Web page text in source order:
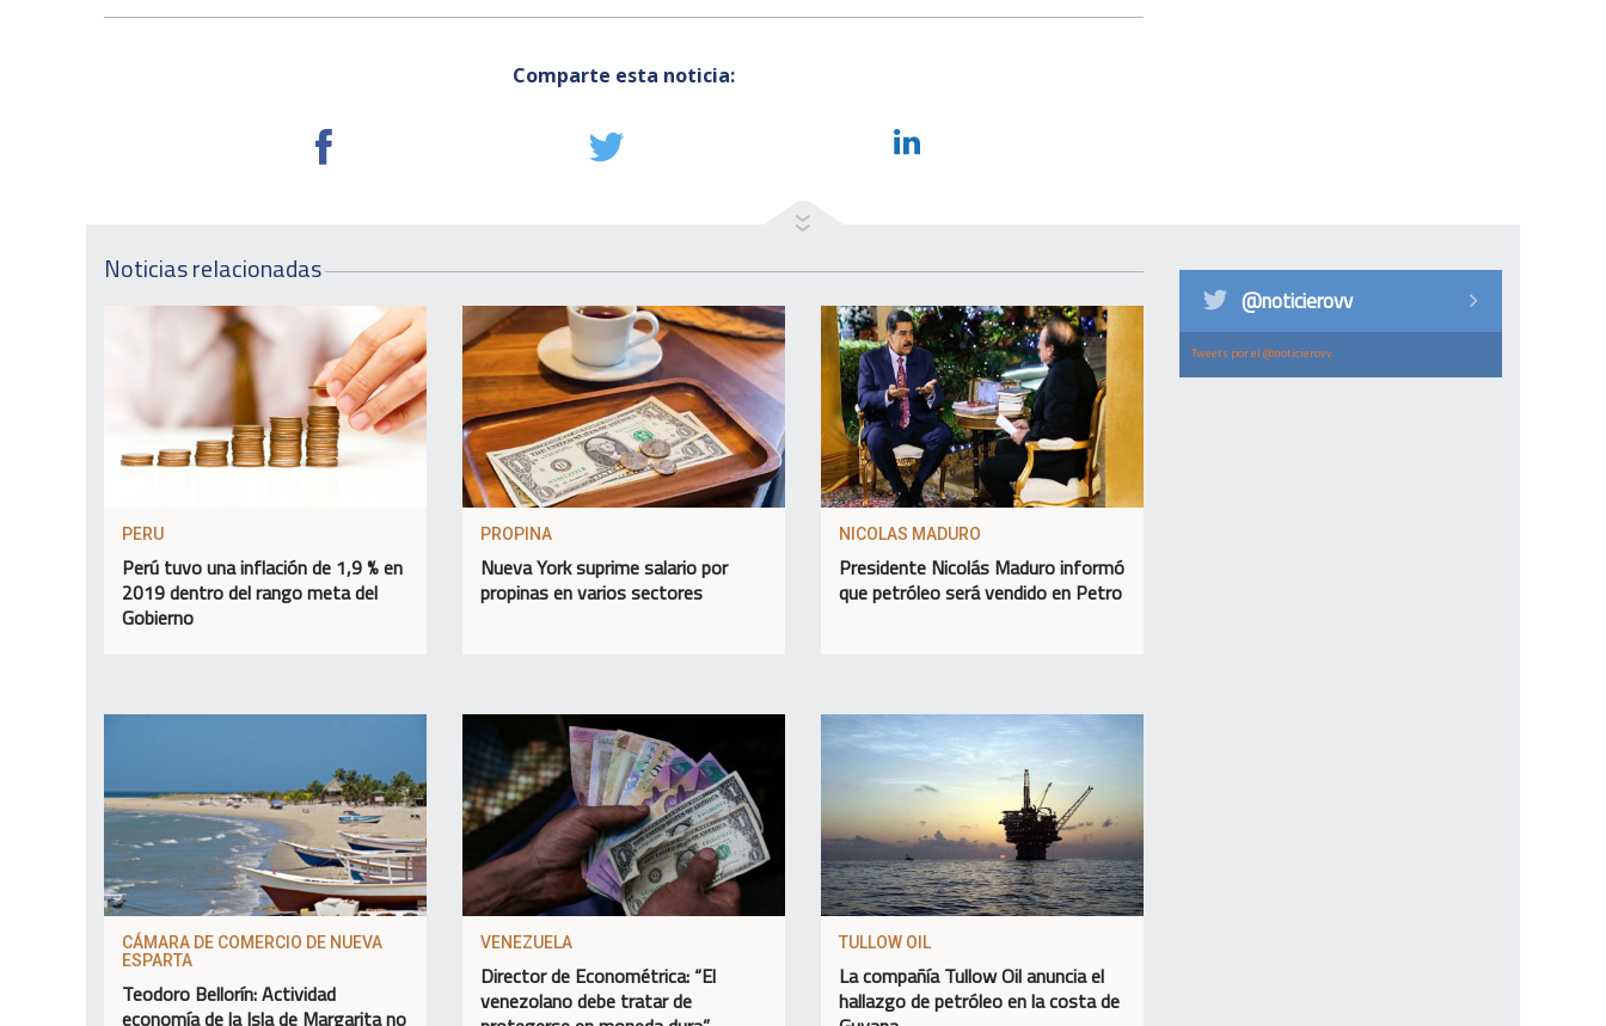
Comparte esta noticia:
Noticias relacionadas
PERU
Perú tuvo una inflación de 1,9 % en
2019 dentro del rango meta del
Gobierno
PROPINA
Nueva York suprime salario por
propinas en varios sectores
NICOLAS MADURO
Presidente Nicolás Maduro informó
que petróleo será vendido en Petro
CÁMARA DE COMERCIO DE NUEVA
ESPARTA
Teodoro Bellorín: Actividad
economía de la Isla de Margarita no
VENEZUELA
Director de Econométrica: “El
venezolano debe tratar de
TULLOW OIL
La compañía Tullow Oil anuncia el
hallazgo de petróleo en la costa de
@noticierovv
Tweets por el @noticierovv.